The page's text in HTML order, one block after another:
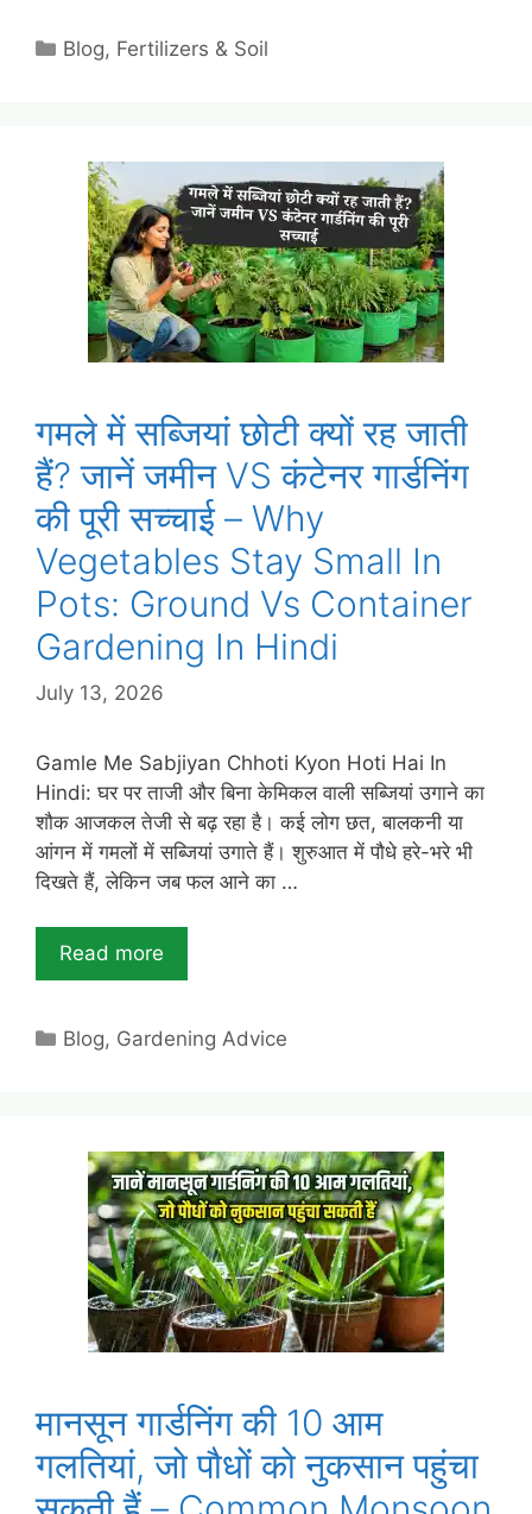
Categories
Blog, Fertilizers & Soil
गमले में सब्जियां छोटी क्यों रह जाती
हैं? जानें जमीन VS कंटेनर गार्डनिंग
की पूरी सच्चाई – Why
Vegetables Stay Small In
Pots: Ground Vs Container
Gardening In Hindi
July 13, 2026
Gamle Me Sabjiyan Chhoti Kyon Hoti Hai In
Hindi: घर पर ताजी और बिना केमिकल वाली सब्जियां उगाने का
शौक आजकल तेजी से बढ़ रहा है। कई लोग छत, बालकनी या
आंगन में गमलों में सब्जियां उगाते हैं। शुरुआत में पौधे हरे-भरे भी
दिखते हैं, लेकिन जब फल आने का …
Read more
Categories
Blog, Gardening Advice
मानसून गार्डनिंग की 10 आम
गलतियां, जो पौधों को नुकसान पहुंचा